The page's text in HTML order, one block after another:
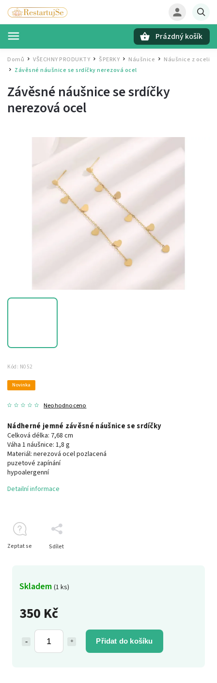
Prázdný košík
Domů / VŠECHNY PRODUKTY / ŠPERKY / Náušnice /
Náušnice z oceli
/
Závěsné náušnice se srdíčkynerezová ocel
Závěsné náušnice se srdíčky
nerezová ocel
Kód: N052
Novinka
Neohodnoceno
350 Kč
Přidat do košíku
Skladem (1 ks)
Nádherné jemné závěsné náušnice se srdíčky
Celková délka: 7,68 cm
Váha 1 náušnice: 1,8 g
Materiál: nerezová ocel pozlacená
puzetové zapínání
hypoalergenní
Detailní informace
Zeptat se Sdílet